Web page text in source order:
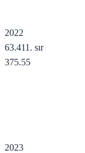
2022
63.411 . sır
375.55
2023